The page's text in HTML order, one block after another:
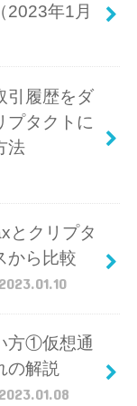
2023年1月
引履歴をダ
プタクトに
法
とクリプタ
から比較
2023.01.10
方①仮想通
の解説
2023.01.08